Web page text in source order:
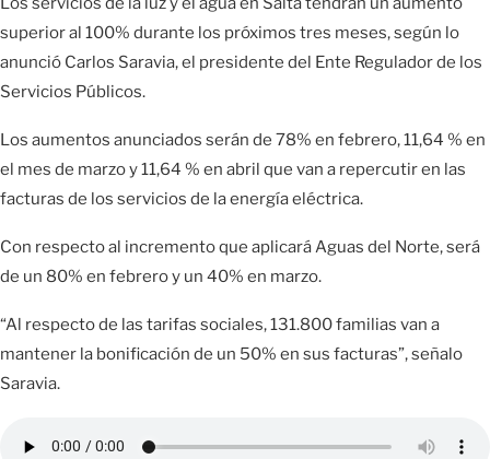
superior al 100% durante los próximos tres meses, según lo
anunció Carlos Saravia, el presidente del Ente Regulador de los
Servicios Públicos.
Los aumentos anunciados serán de 78% en febrero, 11,64 % en
el mes de marzo y 11,64 % en abril que van a repercutir en las
facturas de los servicios de la energía eléctrica.
Con respecto al incremento que aplicará Aguas del Norte, será
de un 80% en febrero y un 40% en marzo.
“Al respecto de las tarifas sociales, 131.800 familias van a
mantener la bonificación de un 50% en sus facturas”, señalo
Saravia.